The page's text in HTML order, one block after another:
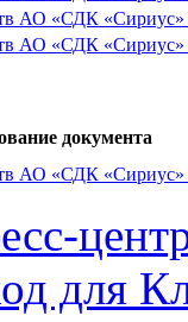
АО «СДК «Сириус»
АО «СДК «Сириус»
документа
АО «СДК «Сириус»
для